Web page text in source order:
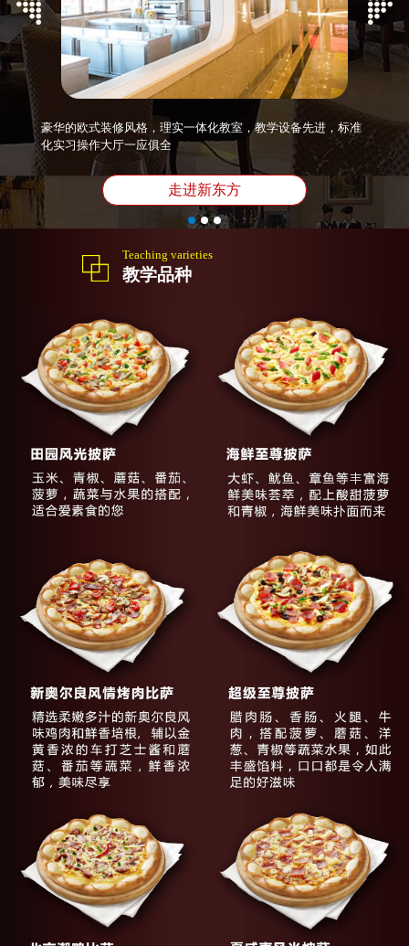
豪华的欧式装修风格，理实一体化教室，教学设备先进，标准
化实习操作大厅一应俱全
走进新东方
Teaching varieties
教学品种